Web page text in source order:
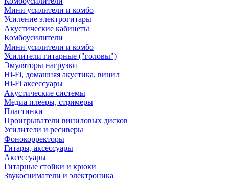
Мини усилители и комбо
Усиление электрогитары
Акустические кабинеты
Комбоусилители
Мини усилители и комбо
Усилители гитарные ("головы")
Эмуляторы нагрузки
Hi-Fi, домашняя акустика, винил
Hi-Fi аксессуары
Акустические системы
Медиа плееры, стримеры
Пластинки
Проигрыватели виниловых дисков
Усилители и ресиверы
Фонокорректоры
Гитары, аксессуары
Аксессуары
Гитарные стойки и крюки
Звукосниматели и электроника